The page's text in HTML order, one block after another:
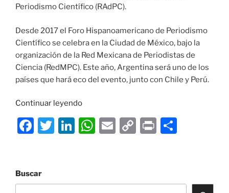
Periodismo Científico (RAdPC).
Desde 2017 el Foro Hispanoamericano de Periodismo
Científico se celebra en la Ciudad de México, bajo la
organización de la Red Mexicana de Periodistas de
Ciencia (RedMPC). Este año, Argentina será uno de los
países que hará eco del evento, junto con Chile y Perú.
Continuar leyendo«Foro
de
F
e
T
Li W E
C
P
Buscar